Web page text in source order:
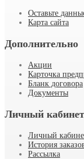
Оставьте
Карта сайта
Дополнительно
Акции
Карточка
Бланк договора
Документы
Личный кабинет
Личный
История
Рассылка